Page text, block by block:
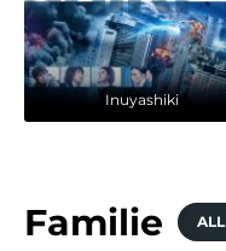
Inuyashiki
Familie ALL